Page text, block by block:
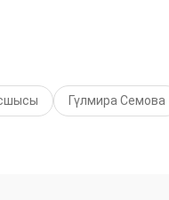
Гүлмира Семова